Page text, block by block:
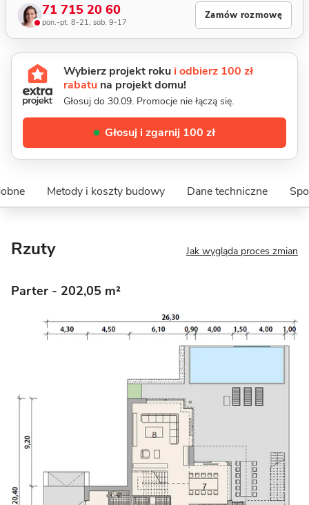
71 715 20 60
pon.-pt. 8-21, sob. 9-17
Zamów rozmowę
Wybierz projekt roku i odbierz 100 zł
rabatu na projekt domu!
Głosuj do 30.09. Promocje nie łączą się.
Głosuj i zgarnij 100 zł
Metody i koszty budowy Dane techniczne
Rzuty Jak wygląda proces zmian
Parter - 202,05 m²